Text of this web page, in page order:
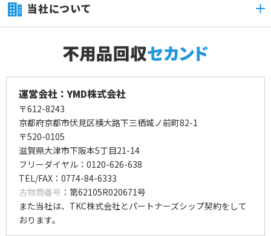
当社について
運営会社：YMD株式会社
〒612-8243
京都府京都市伏見区横大路下三栖城ノ前町82-1
〒520-0105
滋賀県大津市下阪本5丁目21-14
フリーダイヤル：0120-626-638
TEL/FAX：0774-84-6333
古物商番号 ：第62105R020671号
また当社は、TKC株式会社とパートナーズシップ契約をして
おります。